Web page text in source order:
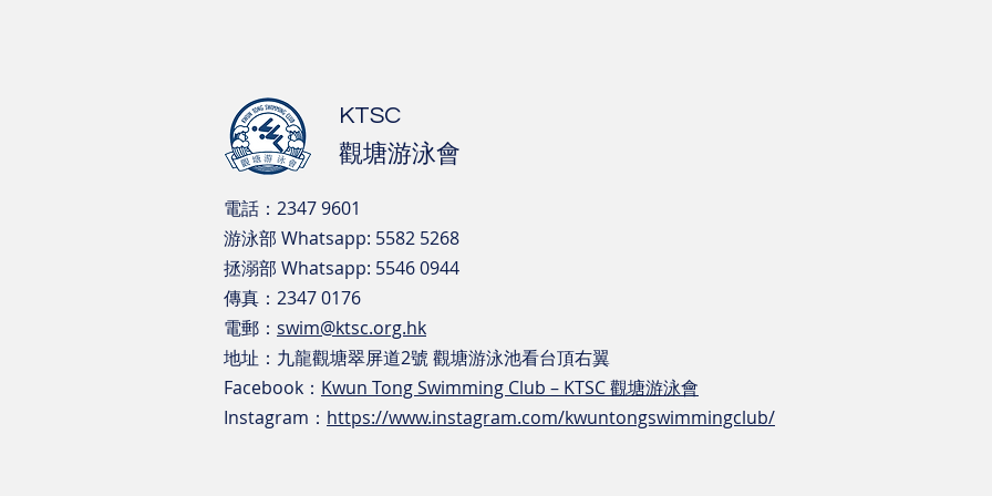
KTSC
觀塘游泳會
電話：2347 9601
游泳部 Whatsapp: 5582 5268
​拯溺部 Whatsapp: 5546 0944
傳真：2347 0176
電郵： swim@ktsc.org.hk
地址：九龍觀塘翠屏道2號 觀塘游泳池看台頂右翼
Facebook ： Kwun Tong Swimming Club – KTSC 觀塘游泳會
Instagram ： https://www.instagram.com/kwuntongswimmingclub/